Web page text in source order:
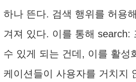
하나 뜬다. 검색 행위를 허용
겨져 있다. 이를 통해 search:
수 있게 되는 건데, 이를 활성
케이션들이 사용자를 거치지